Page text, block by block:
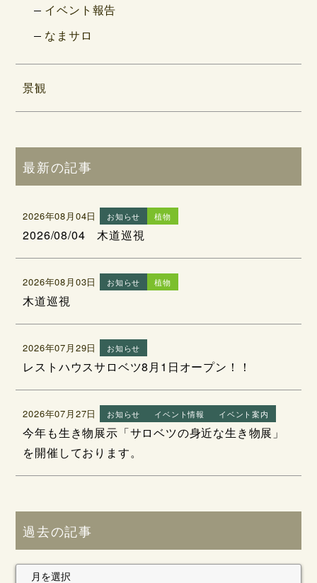
イベント報告
なまサロ
景観
最新の記事
2026年08月04日 お知らせ 植物
2026/08/04 木道巡視
2026年08月03日 お知らせ 植物
木道巡視
2026年07月29日 お知らせ
レストハウスサロベツ8月1日オープン！！
2026年07月27日 お知らせ イベント情報 イベント案内
今年も生き物展示「サロベツの身近な生き物展」
を開催しております。
過去の記事